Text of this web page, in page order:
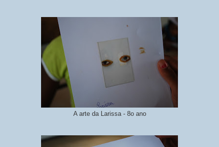
A arte da Larissa - 8o ano